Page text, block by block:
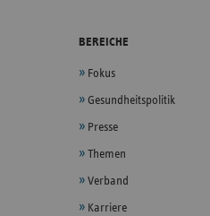
BEREICHE
Fokus
Gesundheitspolitik
Presse
Themen
Verband
Karriere